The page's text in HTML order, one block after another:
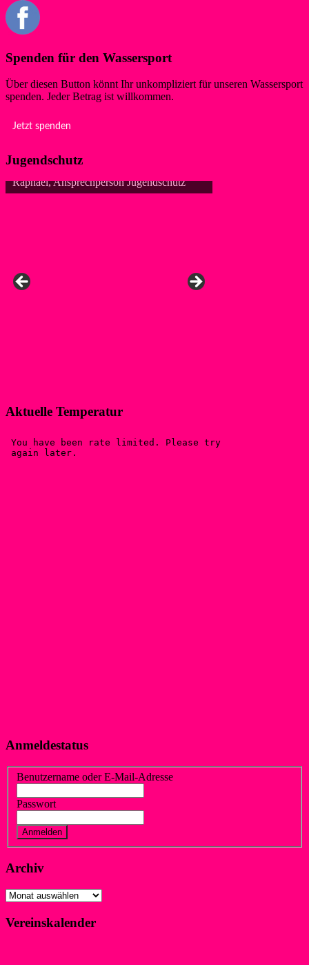
Spenden für den Wassersport
Über diesen Button könnt Ihr unkompliziert für unseren Wassersport
spenden. Jeder Betrag ist willkommen.
Jetzt spenden
Jugendschutz
Raphael, Ansprechperson Jugendschutz
Aktuelle Temperatur
Anmeldestatus
Benutzername oder E-Mail-Adresse
Passwort
Archiv
Archiv
Vereinskalender